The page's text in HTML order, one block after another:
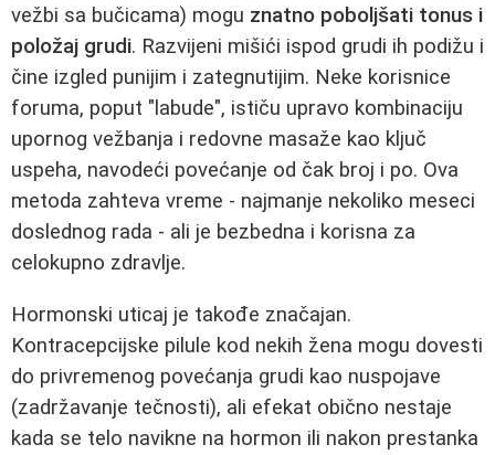
vežbi sa bučicama) mogu znatno poboljšati tonus i
položaj grudi. Razvijeni mišići ispod grudi ih podižu i
čine izgled punijim i zategnutijim. Neke korisnice
foruma, poput "labude", ističu upravo kombinaciju
upornog vežbanja i redovne masaže kao ključ
uspeha, navodeći povećanje od čak broj i po. Ova
metoda zahteva vreme - najmanje nekoliko meseci
doslednog rada - ali je bezbedna i korisna za
celokupno zdravlje.
Hormonski uticaj je takođe značajan.
Kontracepcijske pilule kod nekih žena mogu dovesti
do privremenog povećanja grudi kao nuspojave
(zadržavanje tečnosti), ali efekat obično nestaje
kada se telo navikne na hormon ili nakon prestanka